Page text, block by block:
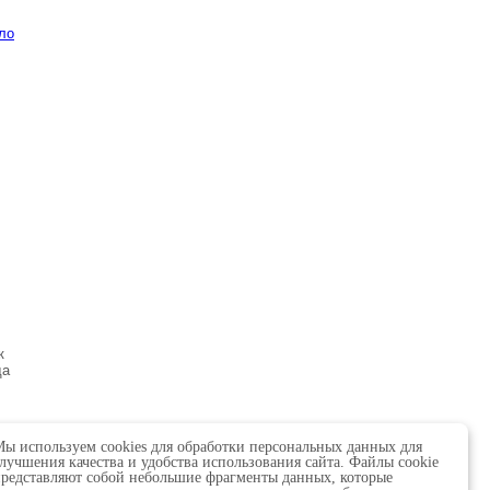
используем cookies для обработки персональных данных для
качества и удобства использования сайта. Файлы cookie
собой небольшие фрагменты данных, которые